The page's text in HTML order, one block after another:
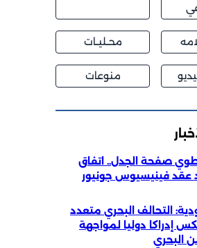
محــليــات
منوعات
صفحة الجدل.. اتفاق
عقد فينيسيوس جونيور
التحالف البحري متعدد
إدراكا دوليا لمواجهة
البحري